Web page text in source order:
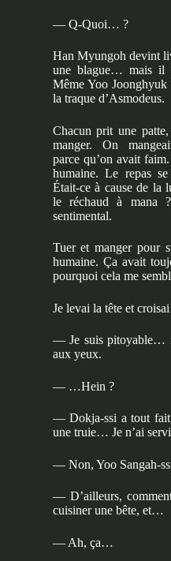
— Q-Quoi… ?
Han Myungoh devint
une blague… mais il
Même Yoo Joonghyuk
la traque d’Asmodeus.
Chacun prit une
manger. On
parce qu’on avait
humaine. Le repas
Était-ce à cause de la
le réchaud à mana
sentimental.
Tuer et manger pour
humaine. Ça avait
pourquoi cela me
Je levai la tête et
— Je suis pitoyable…
aux yeux.
— …Hein ?
— Dokja-ssi a tout
une truie… Je n’ai
— Non, Yoo Sangah-
— D’ailleurs,
cuisiner une bête, et…
— Ah, ça…